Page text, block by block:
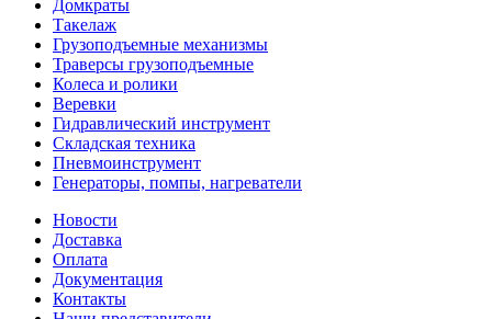
Домкраты
Такелаж
Грузоподъемные механизмы
Траверсы грузоподъемные
Колеса и ролики
Веревки
Гидравлический инструмент
Складская техника
Пневмоинструмент
Генераторы, помпы, нагреватели
Новости
Доставка
Оплата
Документация
Контакты